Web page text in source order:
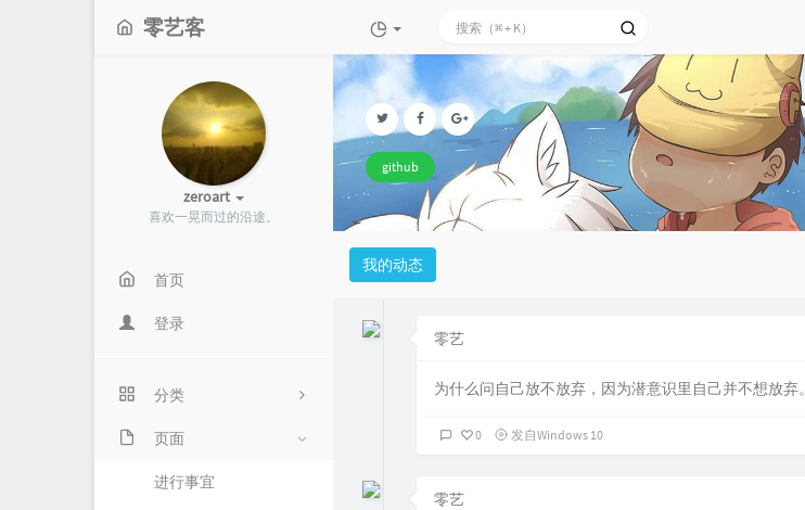
零艺客
zeroart
喜欢一晃而过的沿途。
首页
登录
分类
19
学习笔记
页面
进行事宜
github
我的动态
零艺
为什么问自己放不放弃，因为潜意识里自己并不想放弃。
0 发自Windows 10
零艺